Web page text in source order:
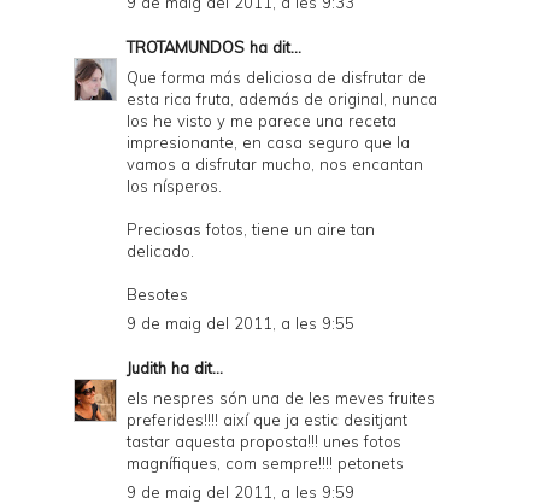
TROTAMUNDOS ha dit...
Que forma más deliciosa de disfrutar de
esta rica fruta, además de original, nunca
los he visto y me parece una receta
impresionante, en casa seguro que la
vamos a disfrutar mucho, nos encantan
los nísperos.
Preciosas fotos, tiene un aire tan
delicado.
Besotes
9 de maig del 2011, a les 9:55
Judith ha dit...
els nespres són una de les meves fruites
preferides!!!! així que ja estic desitjant
tastar aquesta proposta!!! unes fotos
magnífiques, com sempre!!!! petonets
9 de maig del 2011, a les 9:59